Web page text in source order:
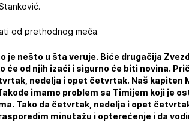
od prethodnog meča.
je nešto u šta veruje. Biće drugačija
će od njih izaći i sigurno će biti novina.
nedelja i opet četvrtak. Naš kapiten
imamo problem sa Timijem koji je
Tako da četvrtak, nedelja i opet
minutažu i opterećenje i da